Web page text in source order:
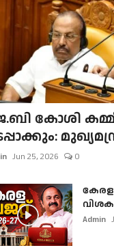
കോശി
Jun 25, 2026 0
കേരള
Admin